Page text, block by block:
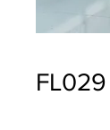
FL029